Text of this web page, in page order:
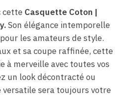
cette Casquette Coton |
Son élégance intemporelle
les amateurs de style.
et sa coupe raffinée, cette
à merveille avec toutes vos
un look décontracté ou
sera toujours votre